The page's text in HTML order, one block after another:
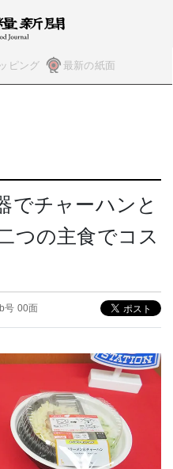
ピング 最新の紙面
でチャーハンと
つの主食でコス
号 00面